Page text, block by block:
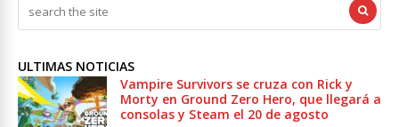
ULTIMAS NOTICIAS
Vampire Survivors se cruza con Rick y
Morty en Ground Zero Hero, que llegará a
consolas y Steam el 20 de agosto